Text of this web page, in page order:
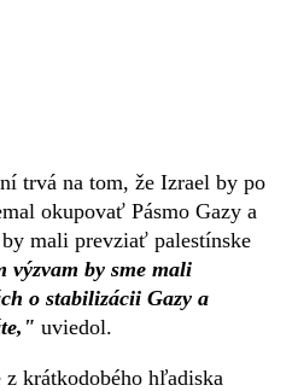
trvá na tom, že Izrael by po
okupovať Pásmo Gazy a
mali prevziať palestínske
výzvam by sme mali
o stabilizácii Gazy a
uviedol.
krátkodobého hľadiska